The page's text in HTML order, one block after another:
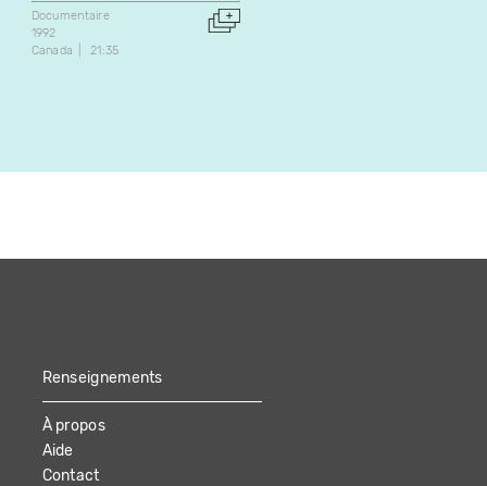
Documentaire
1992
Canada
21:35
Renseignements
À propos
Aide
Contact